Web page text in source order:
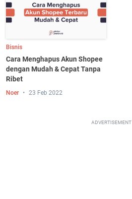
Bisnis
Cara Menghapus Akun Shopee
dengan Mudah & Cepat Tanpa
Ribet
Noer 23 Feb 2022
ADVERTISEMENT